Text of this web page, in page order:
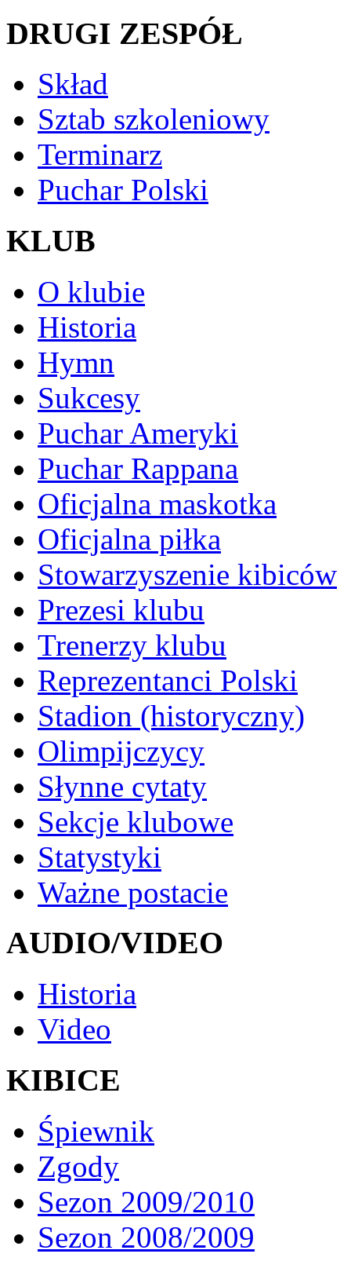
DRUGI ZESPÓŁ
Skład
Sztab szkoleniowy
Terminarz
Puchar Polski
KLUB
O klubie
Historia
Hymn
Sukcesy
Puchar Ameryki
Puchar Rappana
Oficjalna maskotka
Oficjalna piłka
Stowarzyszenie kibiców
Prezesi klubu
Trenerzy klubu
Reprezentanci Polski
Stadion (historyczny)
Olimpijczycy
Słynne cytaty
Sekcje klubowe
Statystyki
Ważne postacie
AUDIO/VIDEO
Historia
Video
KIBICE
Śpiewnik
Zgody
Sezon 2009/2010
Sezon 2008/2009